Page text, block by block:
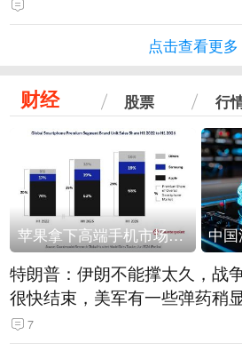
点击查看更多
财经 股票 行
苹果拿下高端手机市场65%的份额：iPhone 17系列功不可没
特朗普：伊朗不能撑太久，战
很快结束，美军有一些弹药稍
张！伊朗公布拟议的海峡管理文
7